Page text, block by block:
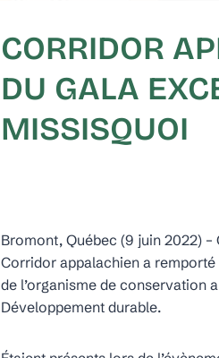
CORRIDOR
DU GALA
MISSISQUOI
Bromont, Québec (9 juin 2022) –
Corridor appalachien a remporté
de l’organisme de conservation
Développement durable.